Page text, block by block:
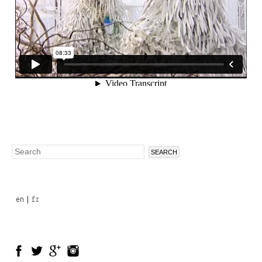
Search
en fr